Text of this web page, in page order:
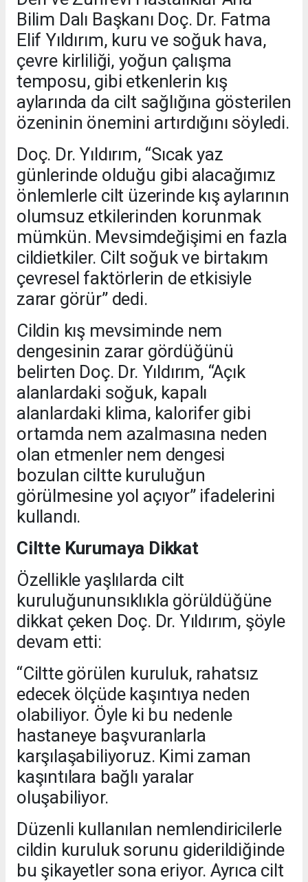
Bilim Dalı Başkanı Doç. Dr. Fatma
Elif Yıldırım, kuru ve soğuk hava,
çevre kirliliği, yoğun çalışma
temposu, gibi etkenlerin kış
aylarında da cilt sağlığına gösterilen
özeninin önemini artırdığını söyledi.
Doç. Dr. Yıldırım, “Sıcak yaz
günlerinde olduğu gibi alacağımız
önlemlerle cilt üzerinde kış aylarının
olumsuz etkilerinden korunmak
mümkün. Mevsimdeğişimi en fazla
cildietkiler. Cilt soğuk ve birtakım
çevresel faktörlerin de etkisiyle
zarar görür” dedi.
Cildin kış mevsiminde nem
dengesinin zarar gördüğünü
belirten Doç. Dr. Yıldırım, “Açık
alanlardaki soğuk, kapalı
alanlardaki klima, kalorifer gibi
ortamda nem azalmasına neden
olan etmenler nem dengesi
bozulan ciltte kuruluğun
görülmesine yol açıyor” ifadelerini
kullandı.
Ciltte Kurumaya Dikkat
Özellikle yaşlılarda cilt
kuruluğununsıklıkla görüldüğüne
dikkat çeken Doç. Dr. Yıldırım, şöyle
devam etti:
“Ciltte görülen kuruluk, rahatsız
edecek ölçüde kaşıntıya neden
olabiliyor. Öyle ki bu nedenle
hastaneye başvuranlarla
karşılaşabiliyoruz. Kimi zaman
kaşıntılara bağlı yaralar
oluşabiliyor.
Düzenli kullanılan nemlendiricilerle
cildin kuruluk sorunu giderildiğinde
bu şikayetler sona eriyor. Ayrıca cilt